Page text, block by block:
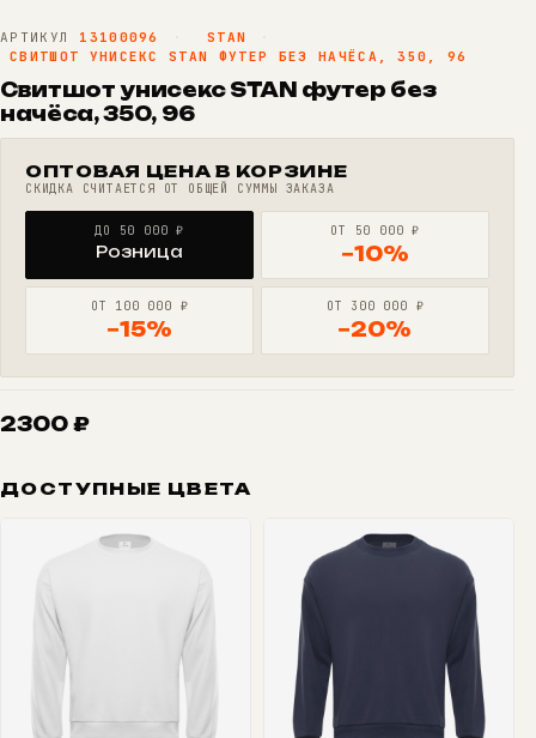
АРТИКУЛ 13100096 · STAN
·
СВИТШОТ УНИСЕКС STAN ФУТЕР БЕЗ НАЧЁСА, 350, 96
Свитшот унисекс STAN футер без
начёса, 350, 96
ОПТОВАЯ ЦЕНА В КОРЗИНЕ
СКИДКА СЧИТАЕТСЯ ОТ ОБЩЕЙ СУММЫ ЗАКАЗА
ДО 50 000 ₽
Розница
ОТ 50 000 ₽
−10%
ОТ 100 000 ₽
−15%
ОТ 300 000 ₽
−20%
2300 ₽
ДОСТУПНЫЕ ЦВЕТА